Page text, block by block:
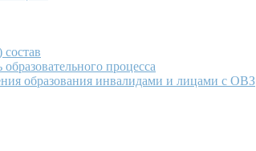
процесса
образования инвалидами и лицами с ОВЗ